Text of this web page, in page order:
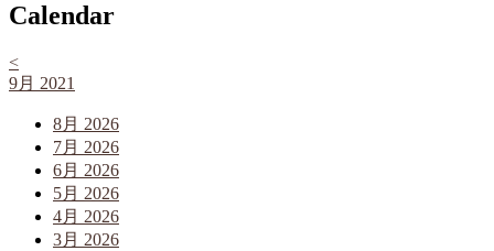
Calendar
<
9月 2021
8月 2026
7月 2026
6月 2026
5月 2026
4月 2026
3月 2026